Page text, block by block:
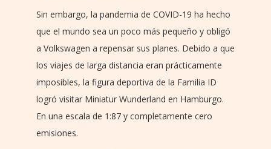
Sin embargo, la pandemia de COVID-19 ha hecho
que el mundo sea un poco más pequeño y obligó
a Volkswagen a repensar sus planes. Debido a que
los viajes de larga distancia eran prácticamente
imposibles, la figura deportiva de la Familia ID
logró visitar Miniatur Wunderland en Hamburgo.
En una escala de 1:87 y completamente cero
emisiones.